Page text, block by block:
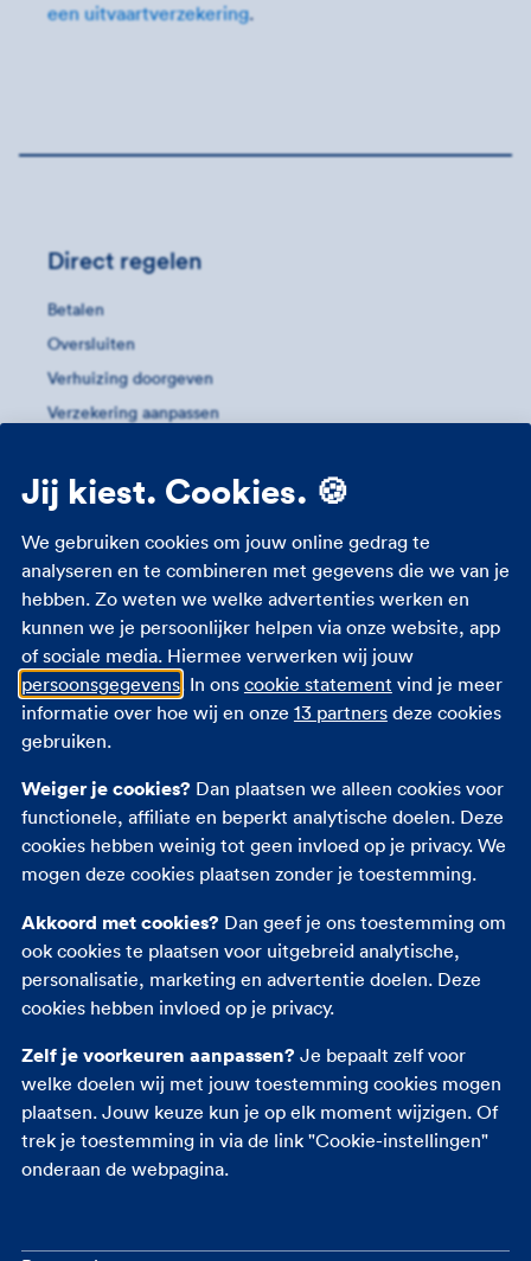
een uitvaartverzekering.
Direct regelen
Betalen
Oversluiten
Verhuizing doorgeven
Verzekering aanpassen
Meer informatie
Huurhuis
Hypotheek
Kosten overlijdensrisicoverzekering
Oversluiten
Verschil uitvaart- en overlijdensrisicoverzekering
Autoverzekering
Inboedelverzekering
Opstalverzekering
Rechtsbijstandverzekering
Reisverzekering
Zorgverzekering
Jij kiest. Cookies. 🍪
We gebruiken cookies om jouw online gedrag te
analyseren en te combineren met gegevens die we van je
hebben. Zo weten we welke advertenties werken en
kunnen we je persoonlijker helpen via onze website, app
of sociale media. Hiermee verwerken wij jouw
persoonsgegevens. In ons cookie statement vind je meer
informatie over hoe wij en onze 13 partnersdeze cookies
gebruiken.
Weiger je cookies? Dan plaatsen we alleen cookies voor
functionele, affiliate en beperkt analytische doelen. Deze
cookies hebben weinig tot geen invloed op je privacy. We
mogen deze cookies plaatsen zonder je toestemming.
Akkoord met cookies? Dan geef je ons toestemming om
ook cookies te plaatsen voor uitgebreid analytische,
personalisatie, marketing en advertentie doelen. Deze
cookies hebben invloed op je privacy.
Zelf je voorkeuren aanpassen? Je bepaalt zelf voor
welke doelen wij met jouw toestemming cookies mogen
plaatsen. Jouw keuze kun je op elk moment wijzigen. Of
trek je toestemming in via de link "Cookie-instellingen"
onderaan de webpagina.